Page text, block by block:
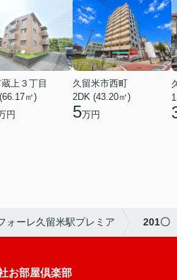
上３丁目
㎡)
円
久留米市西町
2DK (43.20㎡)
5万円
ォーレ久留米駅プレミア 201〇
お部屋倶楽部